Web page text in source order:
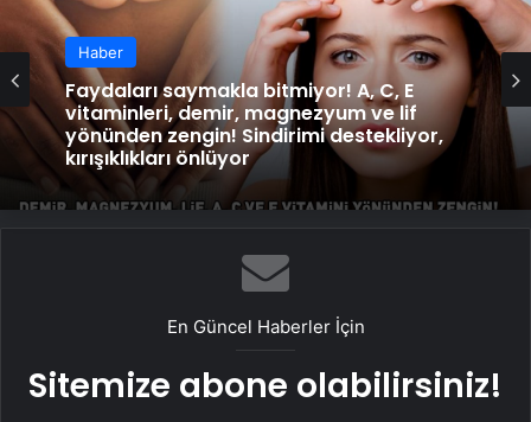
Haber
Faydaları saymakla bitmiyor! A, C, E
vitaminleri, demir, magnezyum ve lif
yönünden zengin! Sindirimi destekliyor,
kırışıklıkları önlüyor
En Güncel Haberler İçin
Sitemize abone olabilirsiniz!